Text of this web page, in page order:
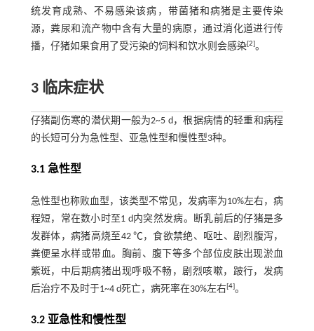
统发育成熟、不易感染该病，带菌猪和病猪是主要传染
源，粪尿和流产物中含有大量的病原，通过消化道进行传
播，仔猪如果食用了受污染的饲料和饮水则会感染[2]。
3 临床症状
仔猪副伤寒的潜伏期一般为2~5 d，根据病情的轻重和病程
的长短可分为急性型、亚急性型和慢性型3种。
3.1 急性型
急性型也称败血型，该类型不常见，发病率为10%左右，病
程短，常在数小时至1 d内突然发病。断乳前后的仔猪是多
发群体，病猪高烧至42 ℃，食欲禁绝、呕吐、剧烈腹泻，
粪便呈水样或带血。胸前、腹下等多个部位皮肤出现淤血
紫斑，中后期病猪出现呼吸不畅，剧烈咳嗽，跛行，发病
后治疗不及时于1~4 d死亡，病死率在30%左右[4]。
3.2 亚急性和慢性型